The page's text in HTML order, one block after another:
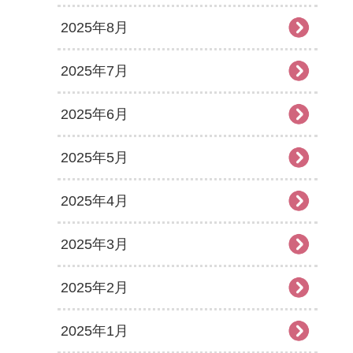
2025年8月
2025年7月
2025年6月
2025年5月
2025年4月
2025年3月
2025年2月
2025年1月